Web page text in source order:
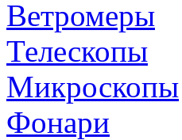
Ветромеры
Телескопы
Микроскопы
Фонари